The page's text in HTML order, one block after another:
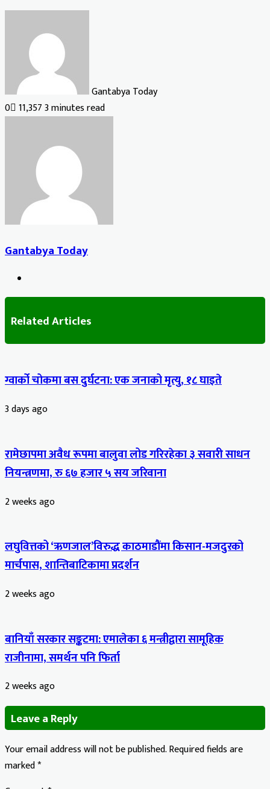
Gantabya Today
0 11,3573 minutes read
Gantabya Today
Related Articles
ग्वार्को चोकमा बस दुर्घटना: एक जनाको मृत्यु, १८ घाइते
3 days ago
रामेछापमा अवैध रूपमा बालुवा लोड गरिरहेका ३ सवारी साधन
नियन्त्रणमा, रु ६७ हजार ५ सय जरिवाना
2 weeks ago
लघुवित्तको ‘ऋणजाल’विरुद्ध काठमाडौंमा किसान-मजदुरको
मार्चपास, शान्तिबाटिकामा प्रदर्शन
2 weeks ago
बानियाँ सरकार सङ्कटमा: एमालेका ६ मन्त्रीद्वारा सामूहिक
राजीनामा, समर्थन पनि फिर्ता
2 weeks ago
Leave a Reply
Your email address will not be published.Required fields are
marked*